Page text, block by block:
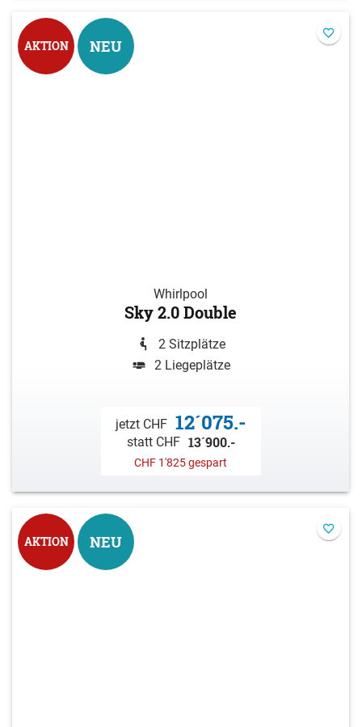
AKTION NEU
Whirlpool
Sky 2.0 Double
2 Sitzplätze
2 Liegeplätze
jetzt CHF 12´075.-
statt CHF 13´900.-
CHF 1'825 gespart
AKTION NEU